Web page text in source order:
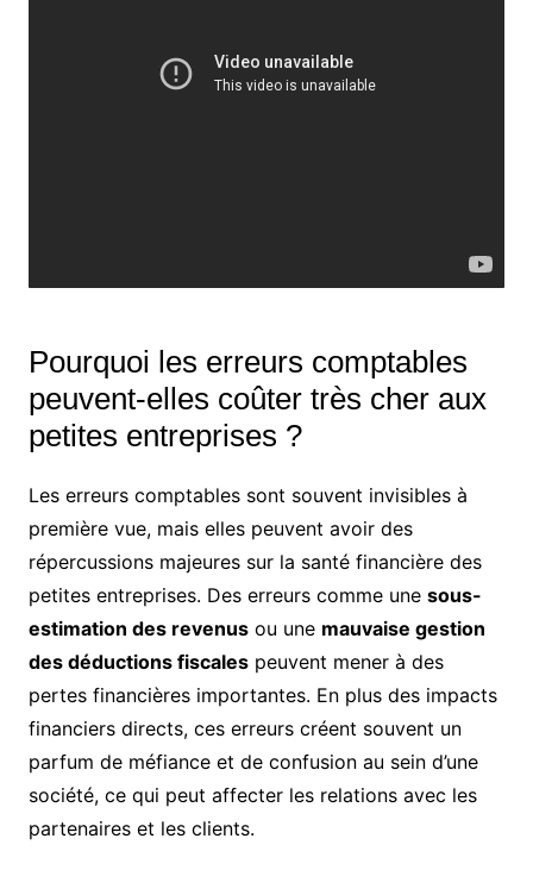
Pourquoi les erreurs comptables
peuvent-elles coûter très cher aux
petites entreprises ?
Les erreurs comptables sont souvent invisibles à
première vue, mais elles peuvent avoir des
répercussions majeures sur la santé financière des
petites entreprises. Des erreurs comme une sous-
estimation des revenusou une mauvaise gestion
des déductions fiscalespeuvent mener à des
pertes financières importantes. En plus des impacts
financiers directs, ces erreurs créent souvent un
parfum de méfiance et de confusion au sein d’une
société, ce qui peut affecter les relations avec les
partenaires et les clients.